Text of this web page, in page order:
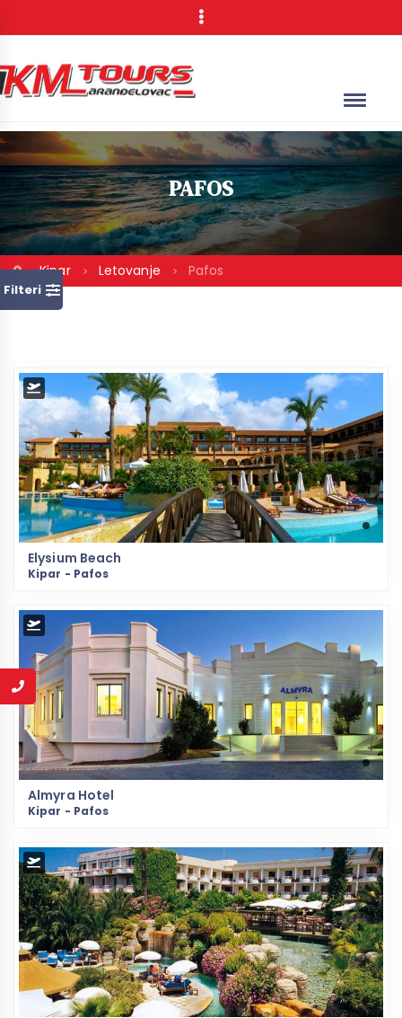
PAFOS
Kipar Letovanje Pafos
Filteri
Elysium Beach
Kipar - Pafos
Almyra Hotel
Kipar - Pafos